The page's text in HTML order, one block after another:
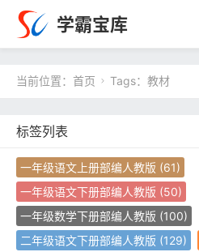
学霸宝库
当前位置： 首页  Tags：教材
标签列表
一年级语文上册部编人教版 (61)
一年级语文下册部编人教版 (50)
一年级数学下册部编人教版 (100)
二年级语文下册部编人教版 (129)